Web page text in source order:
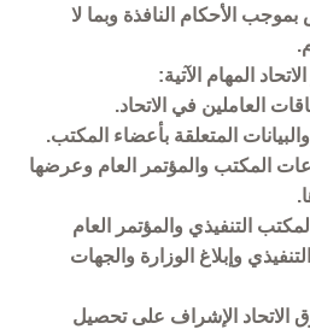
الأحكام النافذة وبما لا
المكتب والمؤتمر العام وعرضها
التنفيذي والمؤتمر العام
وإبلاغ الوزارة والجهات
صندوق الاتحاد الإشراف على تحصيل